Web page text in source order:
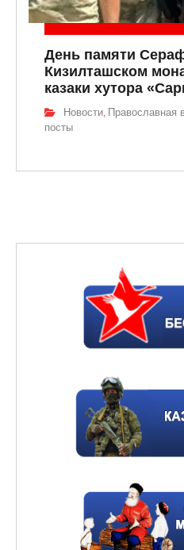
День памяти
Кизилташском
казаки хутора
Новости Православная
посты